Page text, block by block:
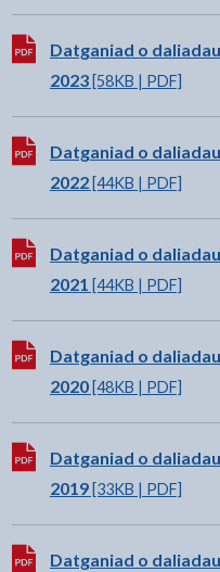
Lawrlwytho:
Datganiad o
2023[58KB | PDF]
Lawrlwytho:
Datganiad o
2022[44KB | PDF]
Lawrlwytho:
Datganiad o
2021 [44KB | PDF]
Lawrlwytho:
Datganiad o
2020[48KB | PDF]
Lawrlwytho:
Datganiad o
2019[33KB | PDF]
Lawrlwytho:
Datganiad o